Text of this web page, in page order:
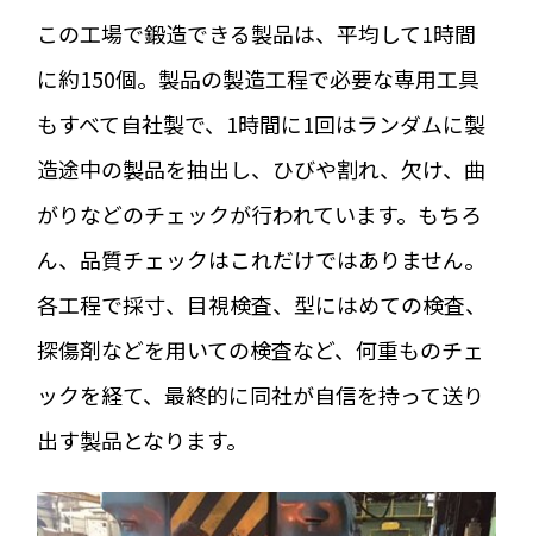
この工場で鍛造できる製品は、平均して1時間
に約150個。製品の製造工程で必要な専用工具
もすべて自社製で、1時間に1回はランダムに製
造途中の製品を抽出し、ひびや割れ、欠け、曲
がりなどのチェックが行われています。もちろ
ん、品質チェックはこれだけではありません。
各工程で採寸、目視検査、型にはめての検査、
探傷剤などを用いての検査など、何重ものチェ
ックを経て、最終的に同社が自信を持って送り
出す製品となります。